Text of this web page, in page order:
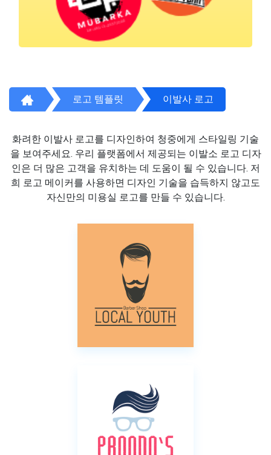
로고 템플릿 이발사 로고
화려한 이발사 로고를 디자인하여 청중에게 스타일링 기술
을 보여주세요. 우리 플랫폼에서 제공되는 이발소 로고 디자
인은 더 많은 고객을 유치하는 데 도움이 될 수 있습니다. 저
희 로고 메이커를 사용하면 디자인 기술을 습득하지 않고도
자신만의 미용실 로고를 만들 수 있습니다.